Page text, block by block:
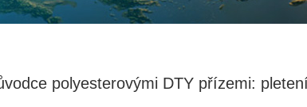
polyesterovými DTY přízemi: